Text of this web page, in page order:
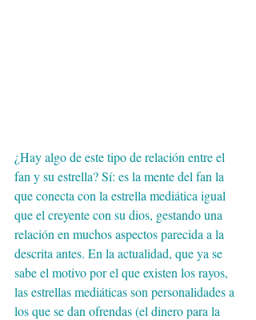
¿Hay algo de este tipo de relación entre el
fan y su estrella? Sí: es la mente del fan la
que conecta con la estrella mediática igual
que el creyente con su dios, gestando una
relación en muchos aspectos parecida a la
descrita antes. En la actualidad, que ya se
sabe el motivo por el que existen los rayos,
las estrellas mediáticas son personalidades a
los que se dan ofrendas (el dinero para la